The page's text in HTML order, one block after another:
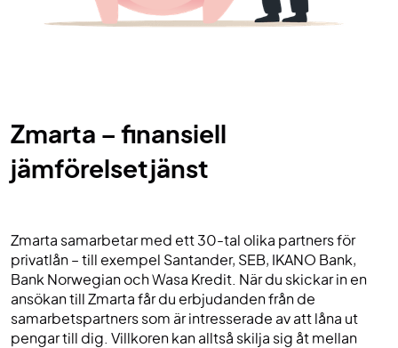
Zmarta – finansiell
jämförelsetjänst
Zmarta samarbetar med ett 30-tal olika partners för
privatlån – till exempel Santander, SEB, IKANO Bank,
Bank Norwegian och Wasa Kredit. När du skickar in en
ansökan till Zmarta får du erbjudanden från de
samarbetspartners som är intresserade av att låna ut
pengar till dig. Villkoren kan alltså skilja sig åt mellan